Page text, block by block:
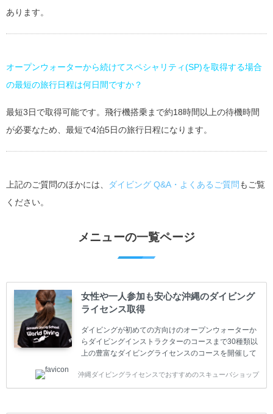
あります。
オープンウォーターから続けてスペシャリティ(SP)を取得する場合
の最短の旅行日程は何日間ですか ？
最短3日で取得可能です。飛行機搭乗まで約18時間以上の待機時間
が必要なため、最短で4泊5日の旅行日程になります。
上記のご質問のほかには、 ダイビング Q&A・よくあるご質問もご覧
ください。
メニューの一覧ページ
女性や一人参加も安心な沖縄のダイビング
ライセンス取得
ダイビングが初めての方向けのオープンウォーターか
らダイビングインストラクターのコースまで30種類以
上の豊富なダイビングライセンスのコースを開催して
(TEC)のコースもご用意しています。 当スクールを受
講するお客様は一人参加などの少人数のご参加が最も
沖縄ダイビングライセンスでおすすめのスキューバショップ